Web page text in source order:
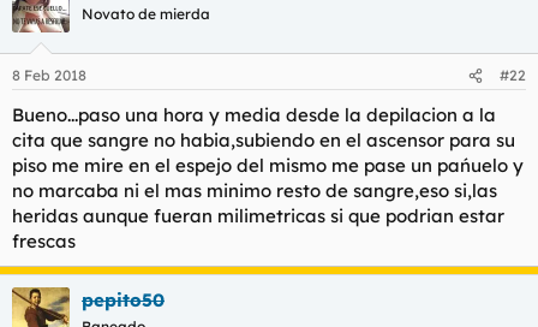
Novato de mierda
8 Feb 2018 #22
Bueno...paso una hora y media desde la depilacion a la
cita que sangre no habia,subiendo en el ascensor para su
piso me mire en el espejo del mismo me pase un pańuelo y
no marcaba ni el mas minimo resto de sangre,eso si,las
heridas aunque fueran milimetricas si que podrian estar
frescas
pepito50